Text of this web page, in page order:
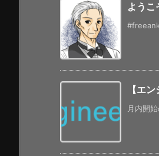
よう
【エ
月内開